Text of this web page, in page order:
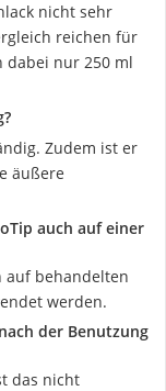
nicht sehr
reichen für
dabei nur 250 ml
Zudem ist er
äußere
auch auf einer
auf behandelten
werden.
der Benutzung
das nicht